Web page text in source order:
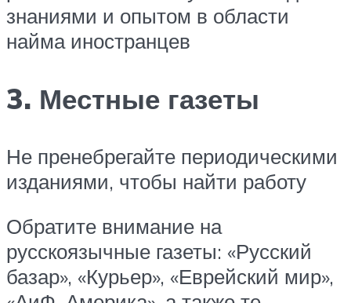
знаниями и опытом в области
найма иностранцев
3. Местные газеты
Не пренебрегайте периодическими
изданиями, чтобы найти работу
Обратите внимание на
русскоязычные газеты: «Русский
базар», «Курьер», «Еврейский мир»,